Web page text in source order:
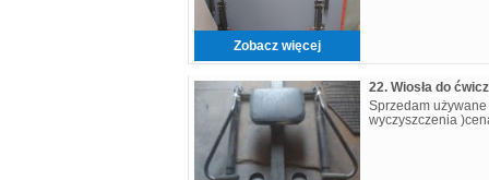
Zobacz więcej
22. Wiosła do
Sprzedam
wyczyszczenia